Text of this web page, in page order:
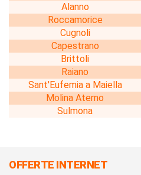
Alanno
Roccamorice
Cugnoli
Capestrano
Brittoli
Raiano
Sant'Eufemia a Maiella
Molina Aterno
Sulmona
OFFERTE INTERNET